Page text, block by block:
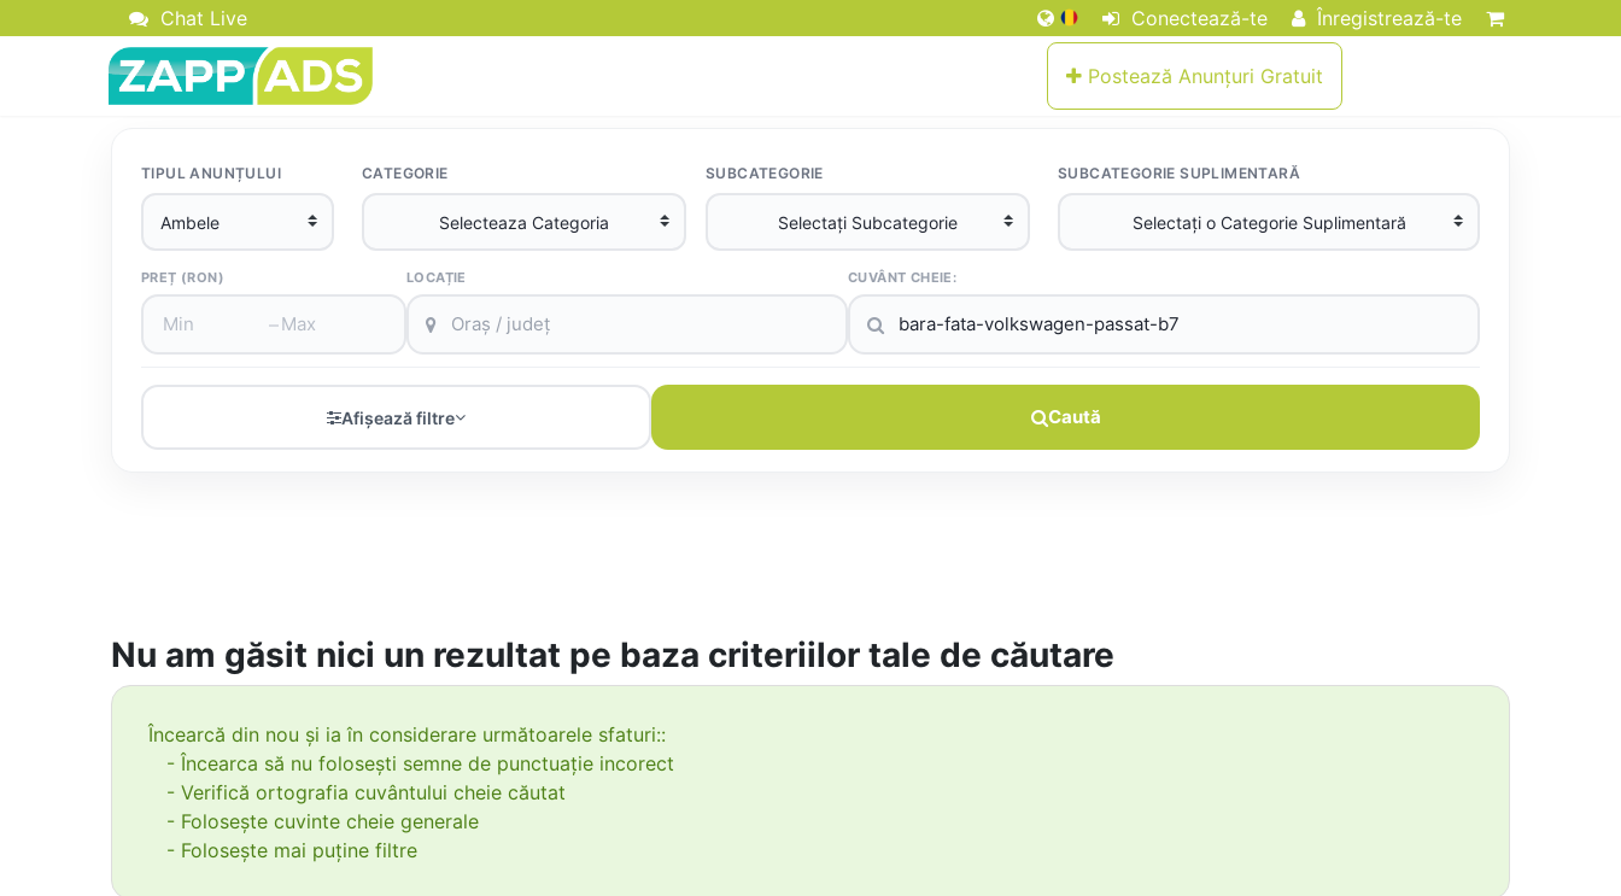
Chat Live Conectează-te Înregistrează-te
Postează Anunțuri Gratuit
TIPUL ANUNȚULUI CATEGORIE SUBCATEGORIE SUBCATEGORIE SUPLIMENTARĂ
PREȚ (RON)
–
LOCAȚIE CUVÂNT CHEIE:
Afișează filtre Caută
Nu am găsit nici un rezultat pe baza criteriilor tale de căutare
Încearcă din nou și ia în considerare următoarele sfaturi::
- Încearca să nu folosești semne de punctuație incorect
- Verifică ortografia cuvântului cheie căutat
- Folosește cuvinte cheie generale
- Folosește mai puține filtre